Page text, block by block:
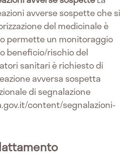
avverse sospette che si
del medicinale è
permette un monitoraggio
beneficio/rischio del
sanitari è richiesto di
avversa sospetta
di segnalazione
content/segnalazioni-